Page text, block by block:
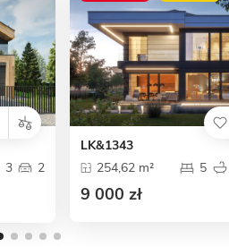
3 2
LK&1343
254,62 m²
5
9 000 zł